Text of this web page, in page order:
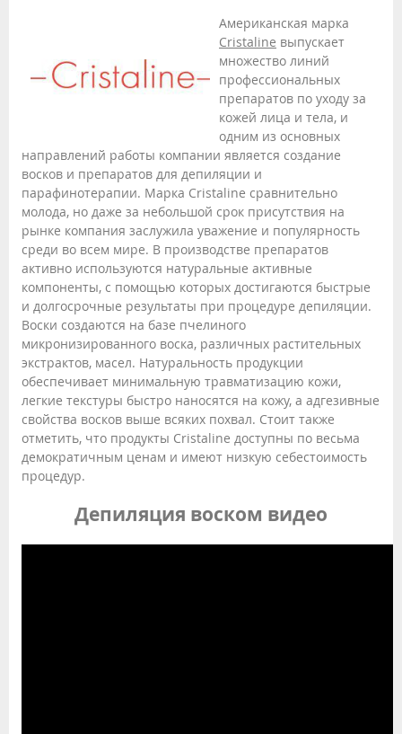
Американская марка
Cristaline выпускает
множество линий
профессиональных
препаратов по уходу за
кожей лица и тела, и
одним из основных
направлений работы компании является создание
восков и препаратов для депиляции и
парафинотерапии. Марка Cristaline сравнительно
молода, но даже за небольшой срок присутствия на
рынке компания заслужила уважение и популярность
среди во всем мире. В производстве препаратов
активно используются натуральные активные
компоненты, с помощью которых достигаются быстрые
и долгосрочные результаты при процедуре депиляции.
Воски создаются на базе пчелиного
микронизированного воска, различных растительных
экстрактов, масел. Натуральность продукции
обеспечивает минимальную травматизацию кожи,
легкие текстуры быстро наносятся на кожу, а адгезивные
свойства восков выше всяких похвал. Стоит также
отметить, что продукты Cristaline доступны по весьма
демократичным ценам и имеют низкую себестоимость
процедур.
Депиляция воском видео